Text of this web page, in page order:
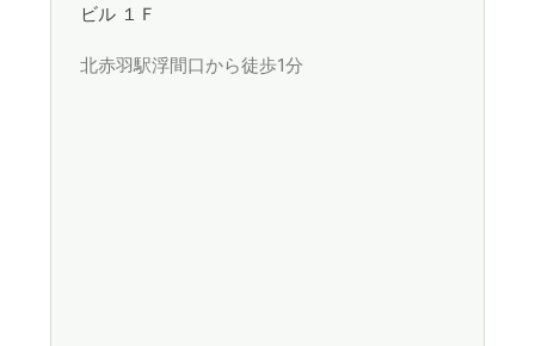
ビル １Ｆ
北赤羽駅浮間口から徒歩1分